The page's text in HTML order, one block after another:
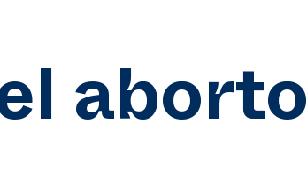
aborto